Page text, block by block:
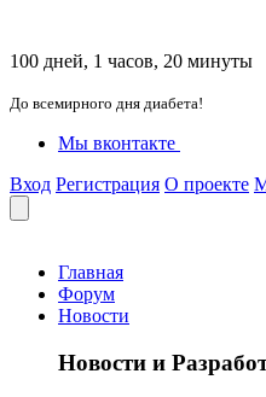
100 дней, 1 часов, 20 минуты
До всемирного дня диабета!
Мы вконтакте
Вход Регистрация О проекте
Главная
Форум
Новости
Новости и